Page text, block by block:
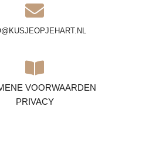
VOORWAARDEN
PRIVACY